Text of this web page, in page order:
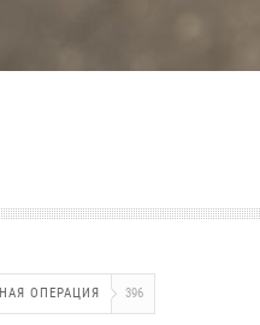
ОПЕРАЦИЯ 396